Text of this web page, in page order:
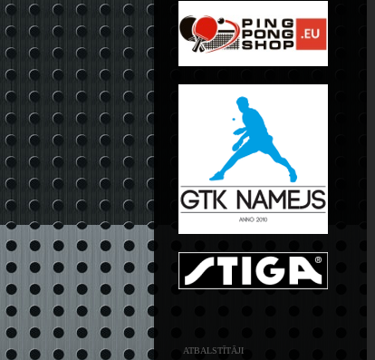
ATBALSTĪTĀJI